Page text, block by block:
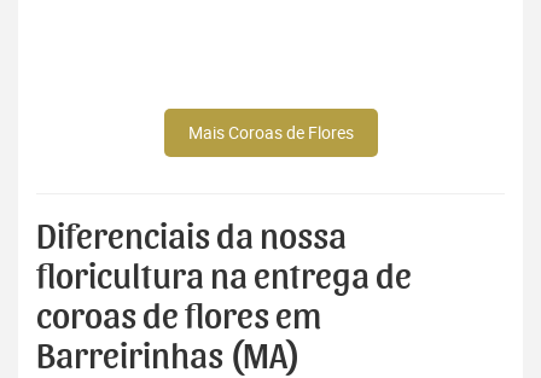
Mais Coroas de Flores
Diferenciais da nossa
floricultura na entrega de
coroas de flores em
Barreirinhas (MA)